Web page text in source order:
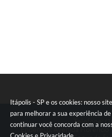
Itápolis - SP e os cookies: nosso
para melhorar a sua experiência
continuar você concorda com a
Telefone:
Endereço: Avenida Florêncio